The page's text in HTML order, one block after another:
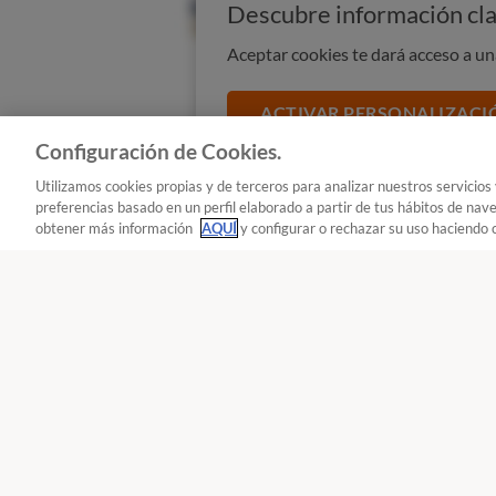
Descubre información
Aceptar cookies te dará acceso a
ACTIVAR
Seguir
Seguir- Internet y telefonía
Configuración de Cookies.
Utilizamos cookies propias y de terceros para analizar nuestros
preferencias basado en un perfil elaborado a partir de tus hábitos de
obtener más información AQUÍy configurar o rechazar su uso haciendo